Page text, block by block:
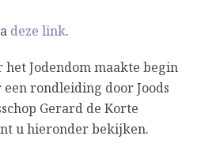
deze link.
het Jodendom maakte begin
rondleiding door Joods
Gerard de Korte
u hieronder bekijken.